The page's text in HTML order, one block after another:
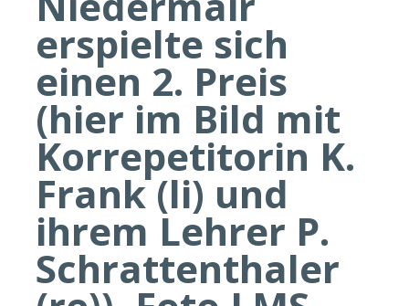
erspielte sich
einen 2. Preis
(hier im Bild mit
Korrepetitorin K.
Frank (li) und
ihrem Lehrer P.
Schrattenthaler